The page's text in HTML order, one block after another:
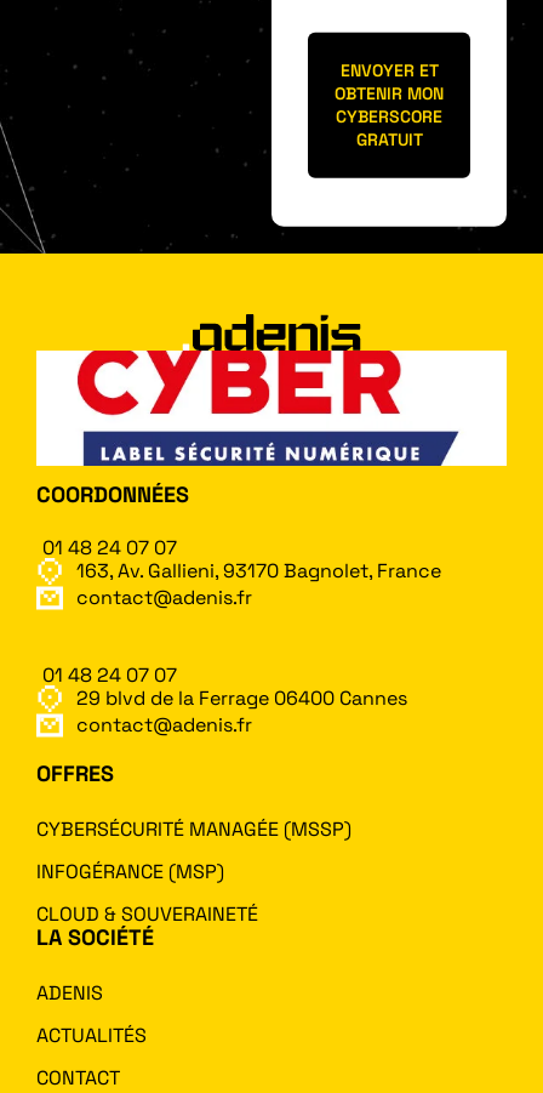
ENVOYER ET
OBTENIR MON
CYBERSCORE
GRATUIT
COORDONNÉES
01 48 24 07 07
163, Av. Gallieni, 93170 Bagnolet, France
contact@adenis.fr
01 48 24 07 07
29 blvd de la Ferrage 06400 Cannes
contact@adenis.fr
OFFRES
CYBERSÉCURITÉ MANAGÉE (MSSP)
INFOGÉRANCE (MSP)
CLOUD & SOUVERAINETÉ
LA SOCIÉTÉ
ADENIS
ACTUALITÉS
CONTACT